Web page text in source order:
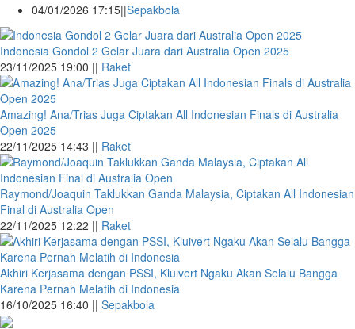
04/01/2026 17:15||Sepakbola
Indonesia Gondol 2 Gelar Juara dari Australia Open 2025
23/11/2025 19:00 || Raket
Amazing! Ana/Trias Juga Ciptakan All Indonesian Finals di Australia
Open 2025
22/11/2025 14:43 || Raket
Raymond/Joaquin Taklukkan Ganda Malaysia, Ciptakan All Indonesian
Final di Australia Open
22/11/2025 12:22 || Raket
Akhiri Kerjasama dengan PSSI, Kluivert Ngaku Akan Selalu Bangga
Karena Pernah Melatih di Indonesia
16/10/2025 16:40 || Sepakbola